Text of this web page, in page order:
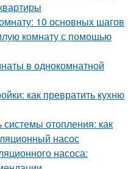
10 основных шагов
комнату с помощью
в однокомнатной
как превратить кухню
отопления: как
насос
насоса: